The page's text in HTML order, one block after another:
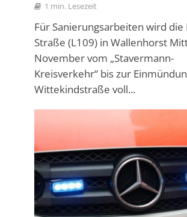
1 min. Lesezeit
Für Sanierungsarbeiten wird die
Straße (L109) in Wallenhorst
November vom „Stavermann-
Kreisverkehr“ bis zur
Wittekindstraße voll...